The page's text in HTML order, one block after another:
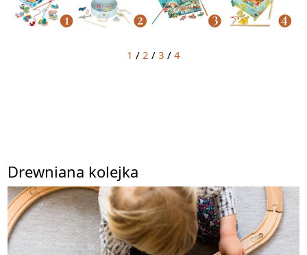
1 / 2 / 3 / 4
Drewniana kolejka